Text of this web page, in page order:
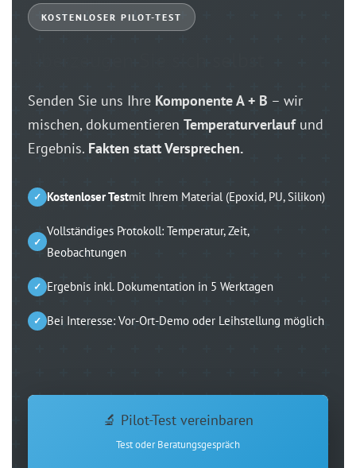
KOSTENLOSER PILOT-TEST
Senden Sie uns Ihre Komponente A + B – wir
mischen, dokumentieren Temperaturverlaufund
Ergebnis. Fakten statt Versprechen.
Kostenloser Testmit Ihrem Material (Epoxid, PU, Silikon)
Vollständiges Protokoll: Temperatur, Zeit,
Beobachtungen
Ergebnis inkl. Dokumentation in 5 Werktagen
Bei Interesse: Vor-Ort-Demo oder Leihstellung möglich
🔬 Pilot-Test vereinbaren
Test oder Beratungsgespräch